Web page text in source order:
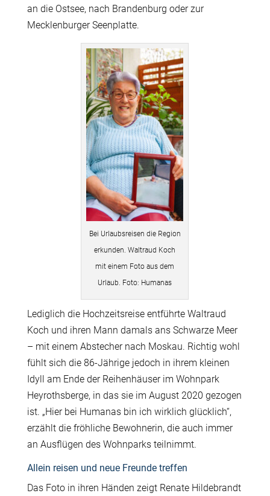
an die Ostsee, nach Brandenburg oder zur
Mecklenburger Seenplatte.
Bei Urlaubsreisen die Region
erkunden. Waltraud Koch
mit einem Foto aus dem
Urlaub. Foto: Humanas
Lediglich die Hochzeitsreise entführte Waltraud
Koch und ihren Mann damals ans Schwarze Meer
– mit einem Abstecher nach Moskau. Richtig wohl
fühlt sich die 86-Jährige jedoch in ihrem kleinen
Idyll am Ende der Reihenhäuser im Wohnpark
Heyrothsberge, in das sie im August 2020 gezogen
ist. „Hier bei Humanas bin ich wirklich glücklich“,
erzählt die fröhliche Bewohnerin, die auch immer
an Ausflügen des Wohnparks teilnimmt.
Allein reisen und neue Freunde treffen
Das Foto in ihren Händen zeigt Renate Hildebrandt